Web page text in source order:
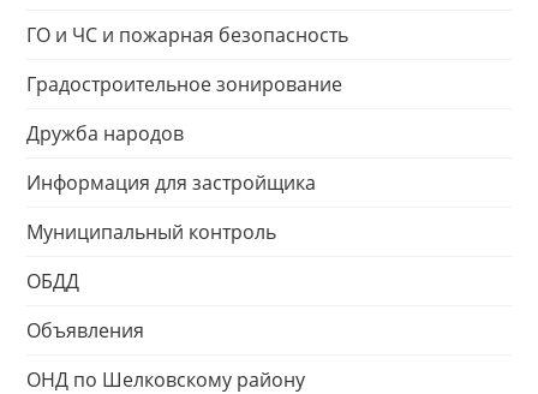
ГО и ЧС и пожарная безопасность
Градостроительное зонирование
Дружба народов
Информация для застройщика
Муниципальный контроль
ОБДД
Объявления
ОНД по Шелковскому району